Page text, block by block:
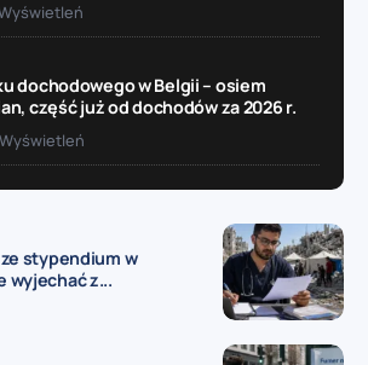
dochodowego w Belgii – osiem
część już od dochodów za 2026 r.
stypendium w
wyjechać z...